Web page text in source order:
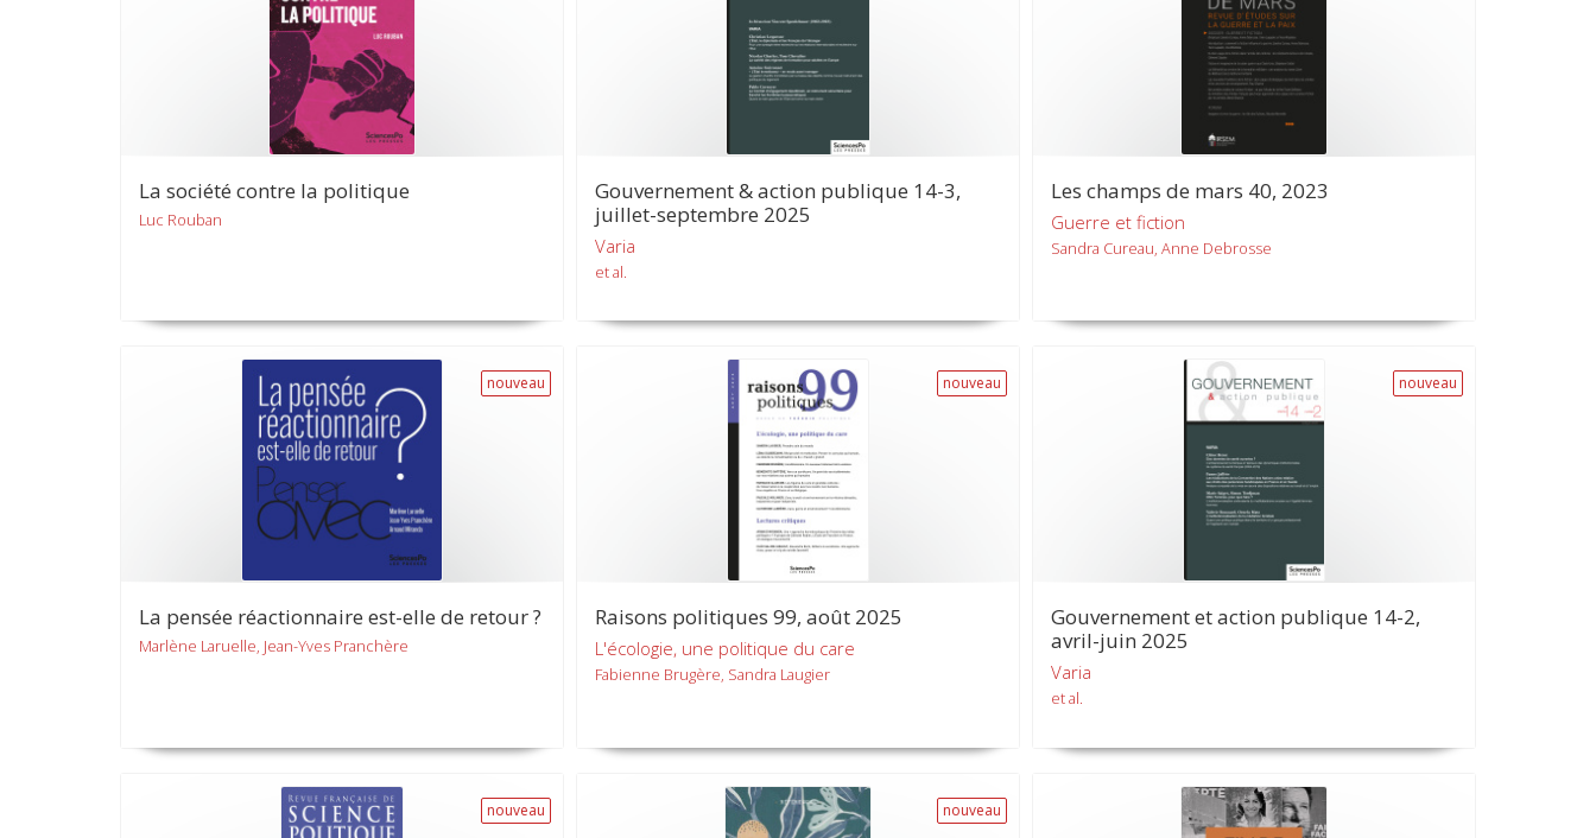
La société contre la politique
Luc Rouban
Gouvernement & action publique 14-3,
juillet-septembre 2025
Varia
et al.
Les champs de mars 40, 2023
Guerre et fiction
Sandra Cureau, Anne Debrosse
nouveau
La pensée réactionnaire est-elle de retour ?
Marlène Laruelle, Jean-Yves Pranchère
nouveau
Raisons politiques 99, août 2025
L'écologie, une politique du care
Fabienne Brugère, Sandra Laugier
nouveau
Gouvernement et action publique 14-2,
avril-juin 2025
Varia
et al.
nouveau nouveau